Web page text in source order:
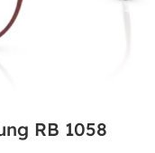
RB 1058